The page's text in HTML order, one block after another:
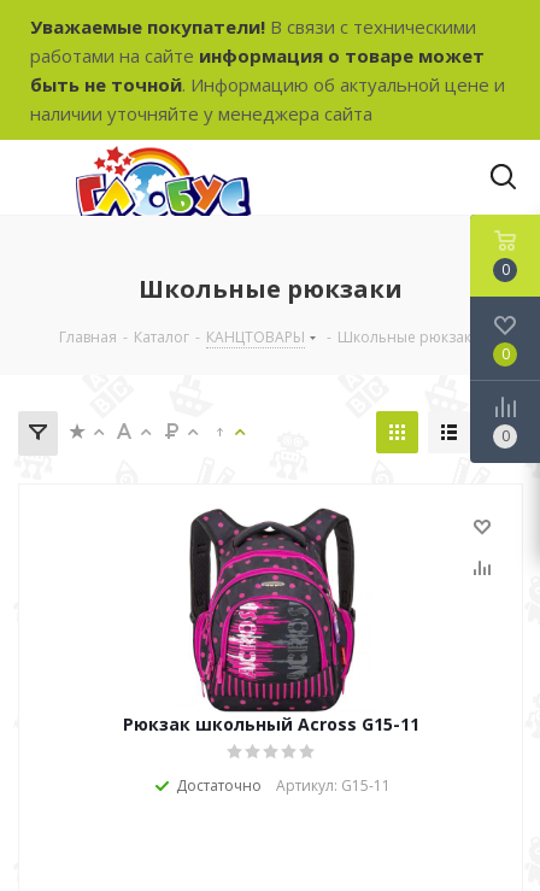
Уважаемые покупатели! В связи с техническими
работами на сайте информация о товаре может
быть не точной. Информацию об актуальной цене и
наличии уточняйте у менеджера сайта
Школьные рюкзаки
Главная - Каталог - КАНЦТОВАРЫ - Школьные рюкзаки
Рюкзак школьный Across G15-11
Достаточно Артикул: G15-11
0
0
0